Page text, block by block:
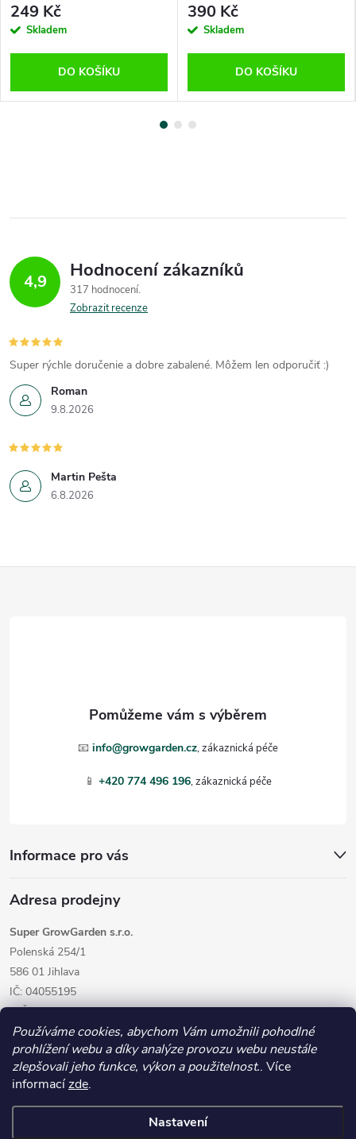
Používáme cookies, abychom Vám umožnili pohodlné
prohlížení webu a díky analýze provozu webu neustále
zlepšovali jeho funkce, výkon a použitelnost.. Více
informacízde.
Nastavení
249 Kč
Skladem
DO KOŠÍKU
390 Kč
Skladem
DO KOŠÍKU
4,9 Hodnocení zákazníků
317 hodnocení
Zobrazit recenze
Roman
9.8.2026
Super rýchle doručenie a dobre zabalené. Môžem len odporučiť :)
Martin Pešta
6.8.2026
📧 info@growgarden.cz
📱 +420 774 496 196
Informace pro vás
Adresa prodejny
Super GrowGarden s.r.o.
Polenská 254/1
586 01 Jihlava
IČ: 04055195
DIČ: CZ04055195